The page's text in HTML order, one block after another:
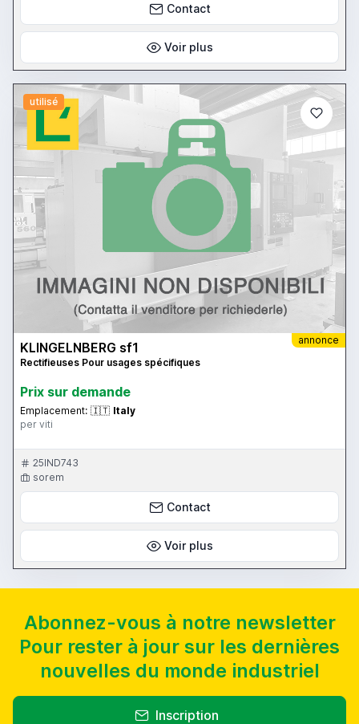
Contact
Voir plus
utilisé
annonce
KLINGELNBERG sf1
Rectifieuses Pour usages spécifiques
Prix ​​sur demande
Emplacement: 🇮🇹 Italy
per viti
25IND743
sorem
Contact
Voir plus
Abonnez-vous à notre newsletter
Pour rester à jour sur les dernières
nouvelles du monde industriel
Inscription